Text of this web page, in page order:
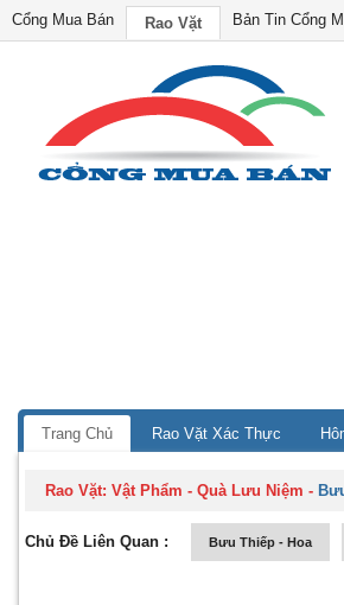
Cổng Mua Bán Rao Vặt Bản Tin Cổng
Trang Chủ Rao Vặt Xác Thực
Rao Vặt:Vật Phẩm - Quà Lưu Niệm -
Chủ Đề Liên Quan : Bưu Thiếp - Hoa